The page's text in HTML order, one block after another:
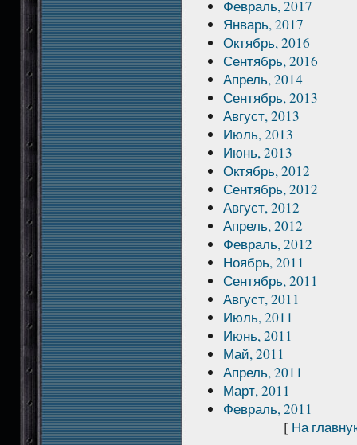
Февраль, 2017
Январь, 2017
Октябрь, 2016
Сентябрь, 2016
Апрель, 2014
Сентябрь, 2013
Август, 2013
Июль, 2013
Июнь, 2013
Октябрь, 2012
Сентябрь, 2012
Август, 2012
Апрель, 2012
Февраль, 2012
Ноябрь, 2011
Сентябрь, 2011
Август, 2011
Июль, 2011
Июнь, 2011
Май, 2011
Апрель, 2011
Март, 2011
Февраль, 2011
[ На